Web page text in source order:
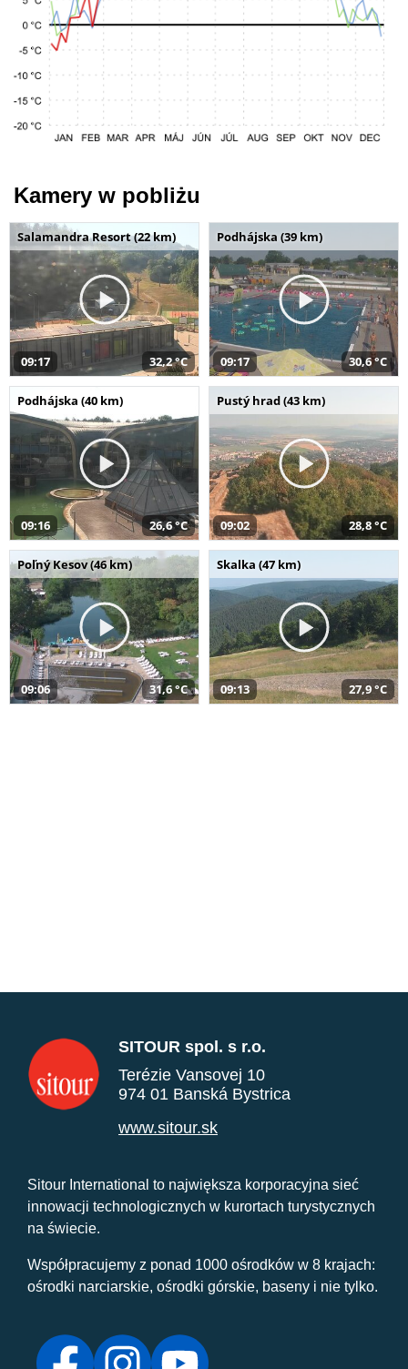
Kamery w pobliżu
Salamandra Resort (22 km)
09:17 32,2 °C
Podhájska (39 km)
09:17 30,6 °C
Podhájska (40 km)
09:16 26,6 °C
Pustý hrad (43 km)
09:02 28,8 °C
Poľný Kesov (46 km)
09:06 31,6 °C
Skalka (47 km)
09:13 27,9 °C
SITOUR spol. s r.o.
Terézie Vansovej 10
974 01 Banská Bystrica
www.sitour.sk
Sitour International to największa korporacyjna sieć
innowacji technologicznych w kurortach turystycznych
na świecie.
Współpracujemy z ponad 1000 ośrodków w 8 krajach:
ośrodki narciarskie, ośrodki górskie, baseny i nie tylko.